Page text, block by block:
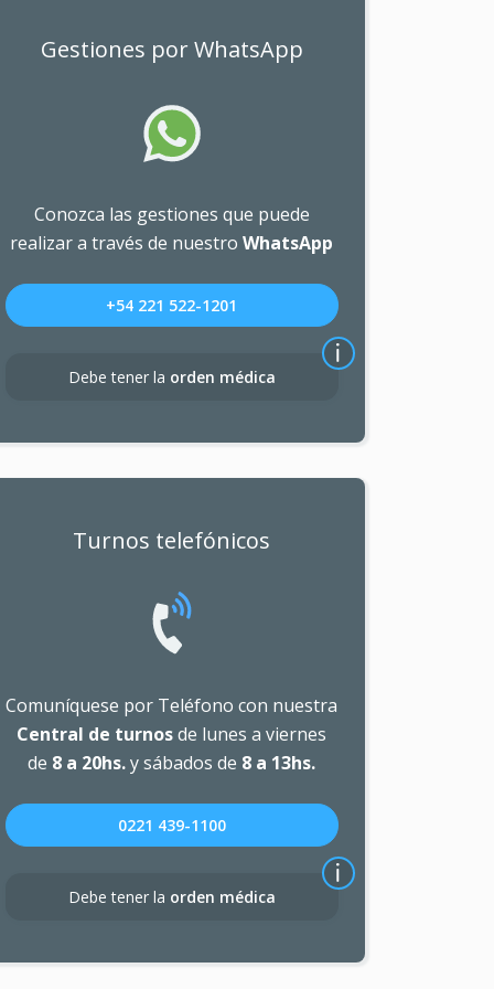
Gestiones por WhatsApp
Conozca las gestiones que puede
realizar a través de nuestroWhatsApp
+54 221 522-1201
Debe tener la orden médica
Turnos telefónicos
Comuníquese por Teléfono con nuestra
Central de turnosde lunes a viernes
de 8 a 20hs.y sábados de 8 a 13hs.
0221 439-1100
Debe tener la orden médica